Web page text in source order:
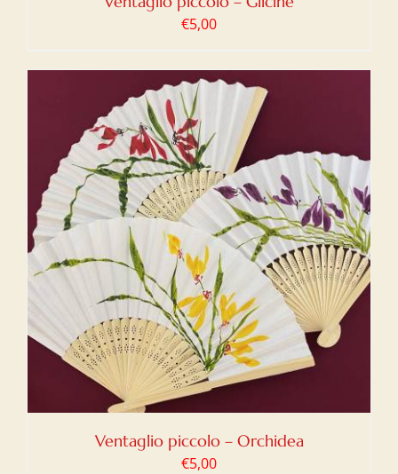
€5,00
Ventaglio piccolo – Orchidea
€5,00